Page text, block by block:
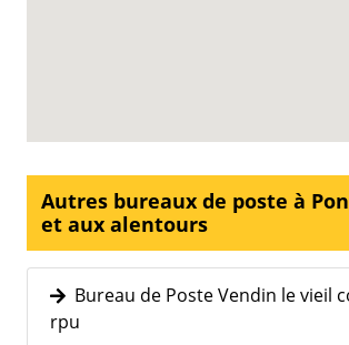
Autres bureaux de poste à
et aux alentours
Bureau de Poste Vendin le vieil
rpu